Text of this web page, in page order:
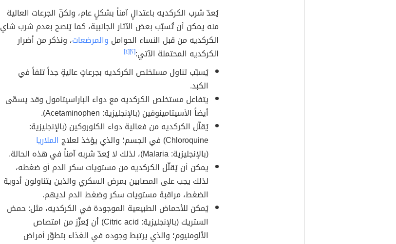
يُعدّ شرب الكركديه باعتدالٍ آمناً بشكلٍ عام، ولكنّ الجرعات العالية
منه يمكن أن تُسبّب بعض الآثار الجانبية، كما يُنصح بعدم شرب شاي
الكركديه من قبل النساء الحوامل والمرضعات، ونذكر من أضرار
الكركديه المحتملة الآتي:[٢] [٤]
يُسبّب تناول مستخلص الكركديه بجرعاتٍ عاليةٍ جداً تلفاً في
الكبد.
يتفاعل مستخلص الكركديه مع دواء الباراسيتامول وقد يسمّى
أيضاً الأسيتامينوفين (بالإنجليزية: Acetaminophen).
يُقلّل الكركديه من فعالية دواء الكلوروكين (بالإنجليزية:
Chloroquine) في الجسم؛ والذي يؤخذ لعلاج
الملاريا
(بالإنجليزية: Malaria)، لذلك لا يُعدّ شربه آمناً في هذه الحالة.
يمكن أن يُقلّل الكركديه من مستويات سكر الدم أو ضغطه،
لذلك يجب على المصابين بمرض السكري والذين يتناولون أدوية
الضغط، مراقبة مستويات سكر وضغط الدم لديهم.
يُمكن للأحماض الطبيعية الموجودة في الكركديه، مثل: حمض
الستريك (بالإنجليزية: Citric acid) أن يُعزّز من امتصاص
الألومنيوم؛ والذي يرتبط وجوده في الغذاء بتطوّر أمراض